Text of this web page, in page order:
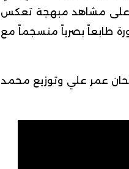
على مشاهد مبهجة تعكس
طابعاً بصرياً منسجماً مع
عمر علي وتوزيع محمد